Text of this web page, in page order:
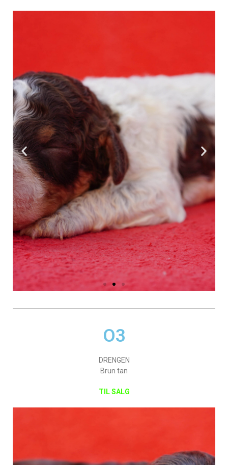
O3
DRENGEN
Brun tan
TIL SALG